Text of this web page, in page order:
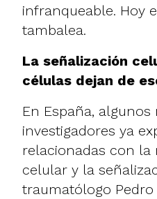
infranqueable. Hoy
tambalea.
La señalización
células dejan de
En España, algunos
investigadores ya
relacionadas con la
celular y la
traumatólogo